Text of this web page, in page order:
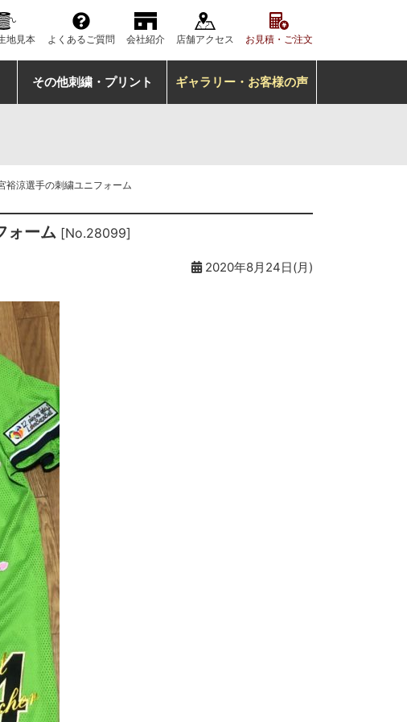
地見本 よくあるご質問 会社紹介 店舗アクセス お見積・ご注文
その他刺繍・プリント ギャラリー・お客様の声
裕涼選手の刺繍ユニフォーム
ォーム [No.28099]
2020年8月24日(月)